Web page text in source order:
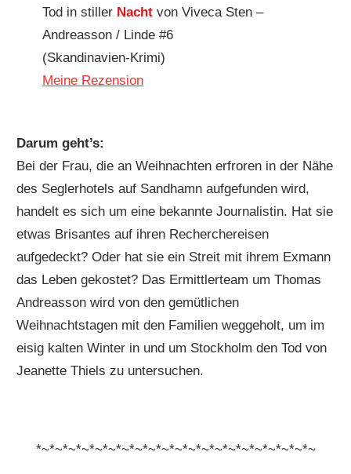
Tod in stiller Nachtvon Viveca Sten –
Andreasson / Linde #6
(Skandinavien-Krimi)
Meine Rezension
Darum geht’s:
Bei der Frau, die an Weihnachten erfroren in der Nähe
des Seglerhotels auf Sandhamn aufgefunden wird,
handelt es sich um eine bekannte Journalistin. Hat sie
etwas Brisantes auf ihren Recherchereisen
aufgedeckt? Oder hat sie ein Streit mit ihrem Exmann
das Leben gekostet? Das Ermittlerteam um Thomas
Andreasson wird von den gemütlichen
Weihnachtstagen mit den Familien weggeholt, um im
eisig kalten Winter in und um Stockholm den Tod von
Jeanette Thiels zu untersuchen.
*~*~*~*~*~*~*~*~*~*~*~*~*~*~*~*~*~*~*~*~*~